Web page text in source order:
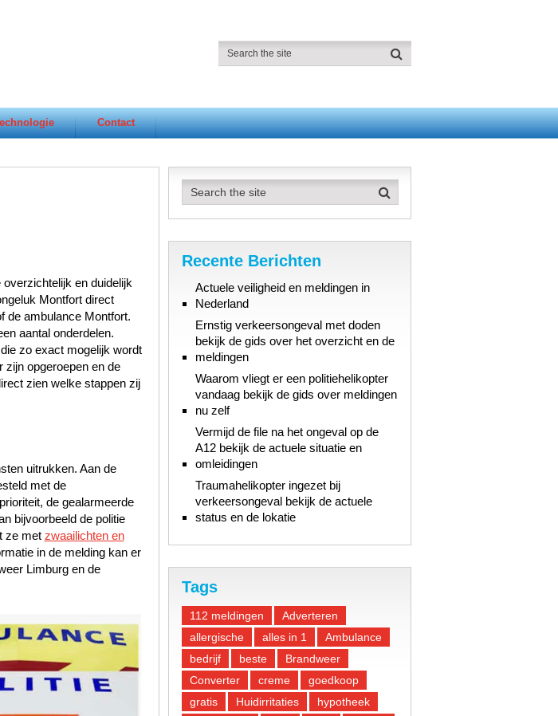
Contact
en duidelijk
Montfort direct
de ambulance Montfort.
aantal onderdelen.
zo exact mogelijk wordt
zijn opgeroepen en de
zien welke stappen zij
uitrukken. Aan de
met de
de gealarmeerde
bijvoorbeeld de politie
ze met zwaailichten en
in de melding kan er
Limburg en de
Recente Berichten
Actuele veiligheid en meldingen in
Nederland
Ernstig verkeersongeval met doden
bekijk de gids over het overzicht en de
meldingen
Waarom vliegt er een politiehelikopter
vandaag bekijk de gids over meldingen
nu zelf
Vermijd de file na het ongeval op de
A12 bekijk de actuele situatie en
omleidingen
Traumahelikopter ingezet bij
verkeersongeval bekijk de actuele
status en de lokatie
Tags
112 meldingen
Adverteren
allergische
alles in 1
Ambulance
bedrijf
beste
Brandweer
Converter
creme
goedkoop
gratis
Huidirritaties
hypotheek